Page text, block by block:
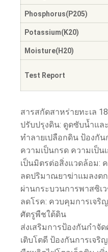
Phosphorus(P205)
Potassium(K20)
Moisture(H20)
Test Report
สารสกัดสาหร่ายทะเล
ปรับปรุงดิน: ดูดซับน้ำแ
ทำลายเปลือกดิน ป้องกั
ความเป็นกรด ความเป็น
เป็นมิตรต่อสิ่งแวดล้อม:
ลดปริมาณยาฆ่าแมลงต
ผ่านกระบวนการพาสซิเ
ลดโรค: ควบคุมการเจริ
ศัตรูพืชใต้ดิน
ส่งเสริมการป้องกันกำจั
เติบโตดี ป้องกันการเจริ